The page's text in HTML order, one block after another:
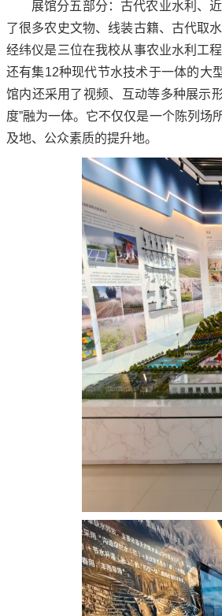
展馆分五部分：古代农业水利、
了很多农史文物、线装古籍、古代取
经纬仪是三位在我校从事农业水利工
还有集12种现代节水技术于一体的大
馆内还采用了视频、互动等多种展示
度”融为一体。它不仅仅是一个陈列场
及地、公众素质的提升地。